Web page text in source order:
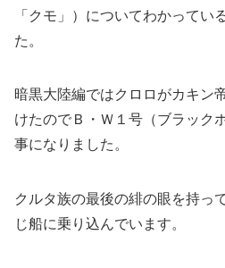
「クモ」）についてわかってい
た。
暗黒大陸編ではクロロがカキン
けたのでＢ・Ｗ１号（ブラック
事になりました。
クルタ族の最後の緋の眼を持っ
じ船に乗り込んでいます。